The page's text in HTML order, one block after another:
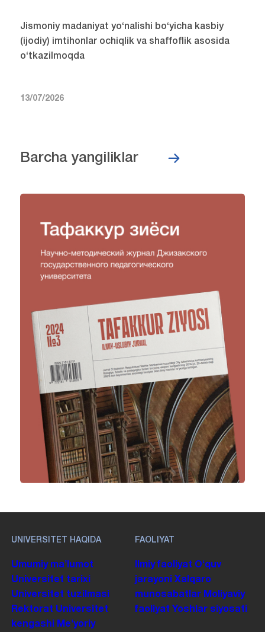
Jismoniy madaniyat yo‘nalishi bo‘yicha kasbiy
(ijodiy) imtihonlar ochiqlik va shaffoflik asosida
o‘tkazilmoqda
13/07/2026
Barcha yangiliklar
UNIVERSITET HAQIDA
Umumiy maʼlumot
Universitet tarixi
Universitet tuzilmasi
Rektorat Universitet
kengashi
Me'yoriy
FAOLIYAT
Ilmiy faoliyat Oʻquv
jarayoni
Xalqaro
munosabatlar Moliyaviy
faoliyat Yoshlar siyosati